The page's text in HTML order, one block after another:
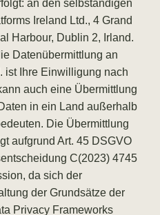
an den selbständigen
Ireland Ltd., 4 Grand
Harbour, Dublin 2, Irland.
Datenübermittlung an
ist Ihre Einwilligung nach
auch eine Übermittlung
in ein Land außerhalb
Die Übermittlung
aufgrund Art. 45 DSGVO
C(2023) 4745
da sich der
der Grundsätze der
Privacy Frameworks